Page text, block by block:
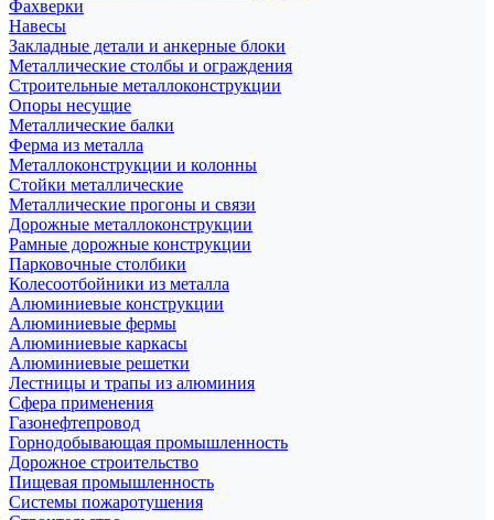
Фахверки
Навесы
Закладные детали и анкерные блоки
Металлические столбы и ограждения
Строительные металлоконструкции
Опоры несущие
Металлические балки
Ферма из металла
Металлоконструкции и колонны
Стойки металлические
Металлические прогоны и связи
Дорожные металлоконструкции
Рамные дорожные конструкции
Парковочные столбики
Колесоотбойники из металла
Алюминиевые конструкции
Алюминиевые фермы
Алюминиевые каркасы
Алюминиевые решетки
Лестницы и трапы из алюминия
Сфера применения
Газонефтепровод
Горнодобывающая промышленность
Дорожное строительство
Пищевая промышленность
Системы пожаротушения